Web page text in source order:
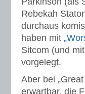
Rebekah
durchaus
haben mit
Sitcom (und
vorgelegt.
Aber bei
erwartbar, die